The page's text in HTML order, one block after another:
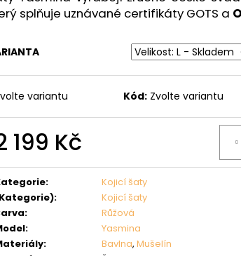
splňuje uznávané certifikáty GOTS a
variantu Kód: Zvolte variantu
199 Kč
:
Kojicí šaty
:
Kojicí šaty
:
Růžová
:
Yasmina
: Bavlna, Mušelín